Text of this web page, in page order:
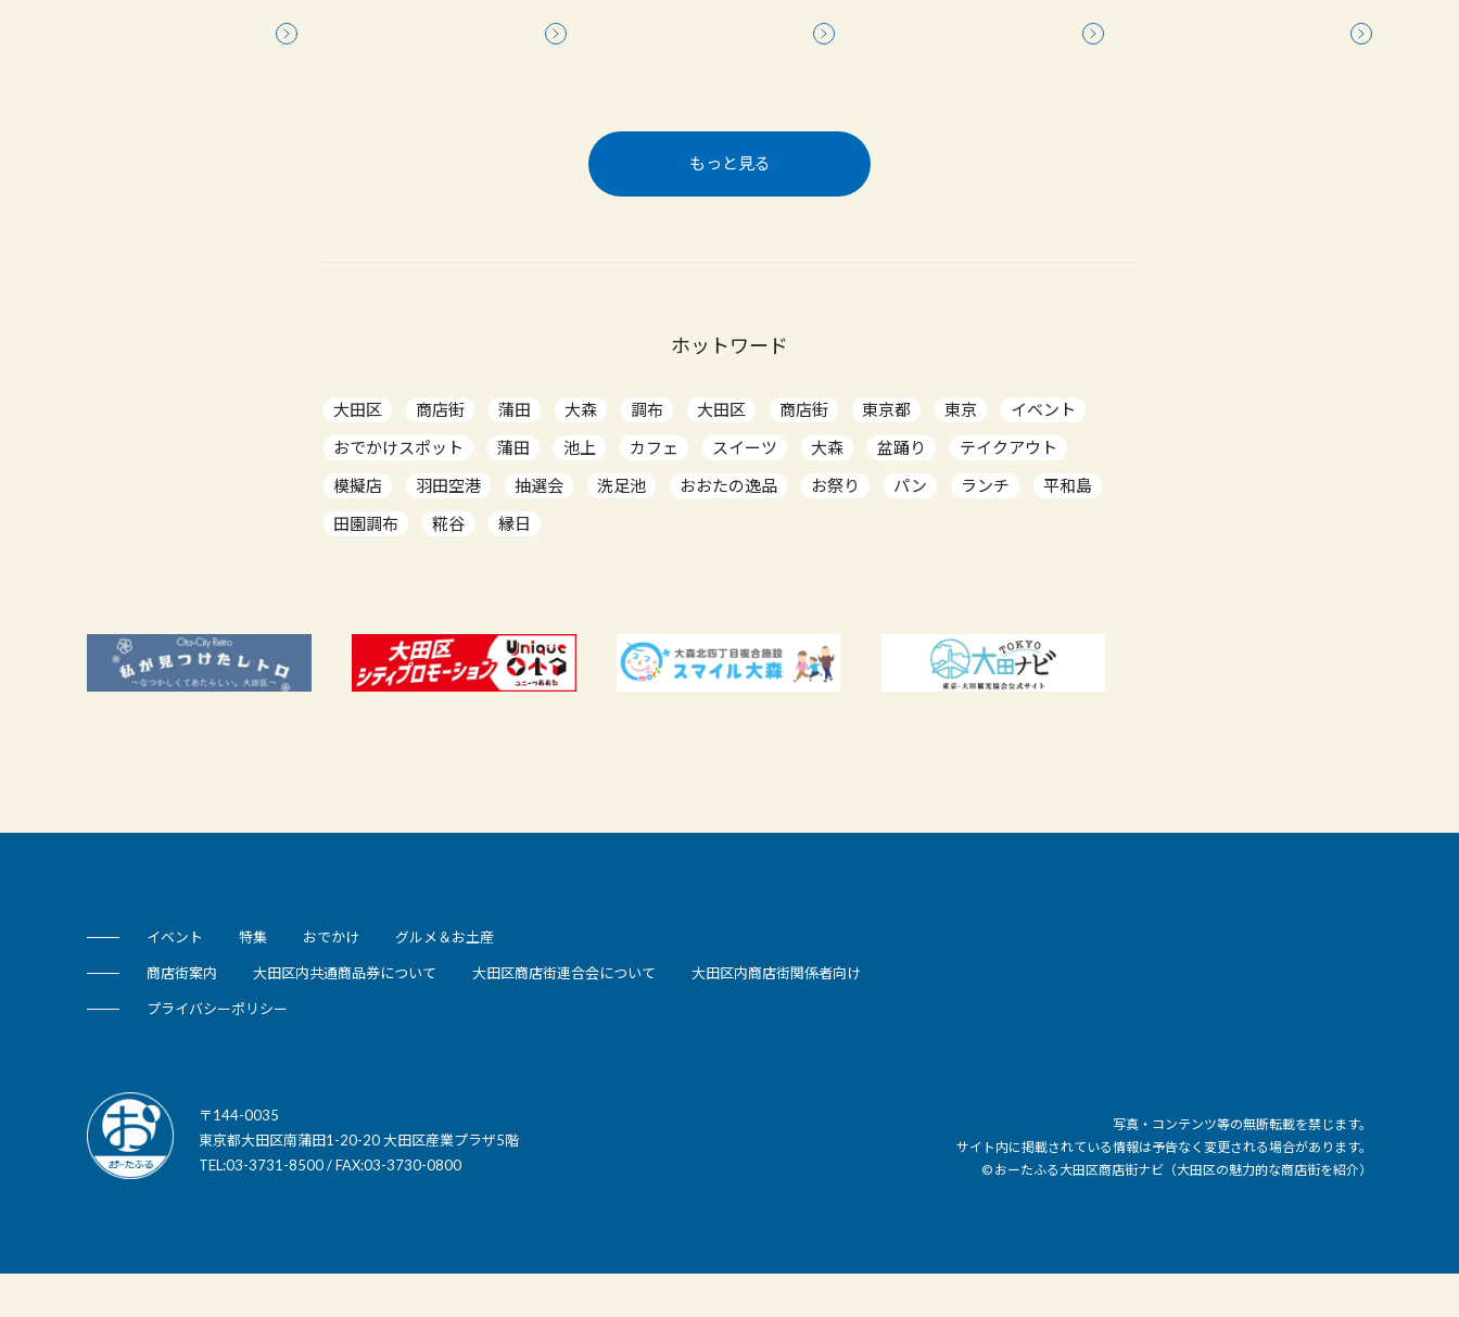
もっと見る
ホットワード
大田区 商店街 蒲田 大森 調布 大田区 商店街 東京都 東京
イベント
おでかけスポット
蒲田 池上 カフェ スイーツ 大森 盆踊り
テイクアウト
模擬店
羽田空港 抽選会 洗足池 おおたの逸品 お祭り パン ランチ
平和島
田園調布
糀谷 縁日
イベント 特集 おでかけ グルメ＆お土産
商店街案内 大田区内共通商品券について 大田区商店街連合会について 大田区内商店街関係者向け
プライバシーポリシー
〒144-0035
東京都大田区南蒲田1-20-20 大田区産業プラザ5階
TEL:03-3731-8500 / FAX:03-3730-0800
写真・コンテンツ等の無断転載を禁じます。
サイト内に掲載されている情報は予告なく変更される場合があります。
© おーたふる大田区商店街ナビ（大田区の魅力的な商店街を紹介）